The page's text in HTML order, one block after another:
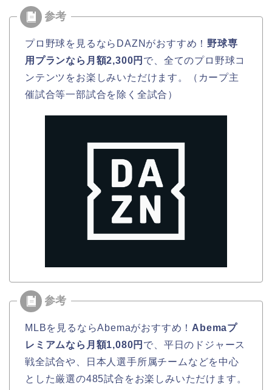
プロ野球を見るならDAZNがおすすめ！ 野球専
用プランなら月額2,300円 で、全てのプロ野球コ
ンテンツをお楽しみいただけます。（カープ主
催試合等一部試合を除く全試合）
MLBを見るならAbemaがおすすめ！ Abemaプ
レミアムなら月額1,080円 で、平日のドジャース
戦全試合や、日本人選手所属チームなどを中心
とした厳選の485試合をお楽しみいただけます。